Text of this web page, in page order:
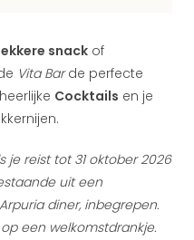
snack of
Vita Barde perfecte
Cocktails en je
je reist tot 31 oktober 2026
uit een
diner, inbegrepen.
een welkomstdrankje.